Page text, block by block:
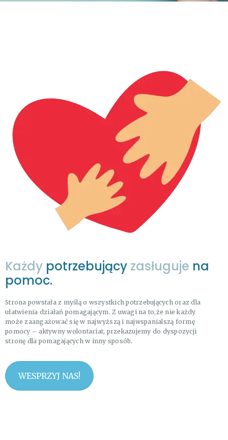
Każdy potrzebujący zasługuje na
pomoc.
Strona powstała z myślą o wszystkich potrzebujących oraz dla
ułatwienia działań pomagającym. Z uwagi na to,że nie każdy
może zaangażować się w najwyższą i najwspanialszą formę
pomocy – aktywny wolontariat, przekazujemy do dyspozycji
stronę dla pomagających w inny sposób.
WESPRZYJ NAS!